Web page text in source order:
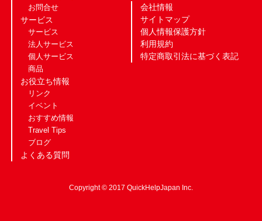
お問合せ
サービス
サービス
法人サービス
個人サービス
商品
お役立ち情報
リンク
イベント
おすすめ情報
Travel Tips
ブログ
よくある質問
会社情報
サイトマップ
個人情報保護方針
利用規約
特定商取引法に基づく表記
Copyright © 2017 QuickHelpJapan Inc.